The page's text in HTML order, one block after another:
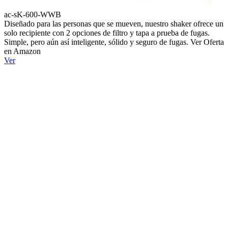
ac-sK-600-WWB
Diseñado para las personas que se mueven, nuestro shaker ofrece un
solo recipiente con 2 opciones de filtro y tapa a prueba de fugas.
Simple, pero aún así inteligente, sólido y seguro de fugas. Ver Oferta
en Amazon
Ver